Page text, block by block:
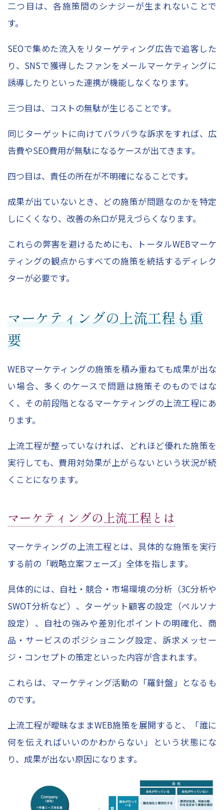
二つ目は、各施策間のシナジーが生まれないことで
す。
SEOで集めた流入をリターゲティング広告で追客した
り、SNSで獲得したファンをメールマーケティングに
誘導したりといった連携が機能しなくなります。
三つ目は、コストの無駄が生じることです。
同じターゲットに向けてバラバラな訴求をすれば、広
告費やSEO費用が無駄になるケースが出てきます。
四つ目は、責任の所在が不明確になることです。
成果が出ていないとき、どの施策が問題なのかを特定
しにくくなり、改善の糸口が見えづらくなります。
これらの弊害を避けるためにも、トータルWEBマーケ
ティングの観点からすべての施策を統括するディレク
ターが必要です。
マーケティングの上流工程も重
要
WEBマーケティングの施策を積み重ねても成果が出な
い場合、多くのケースで問題は施策そのものではな
く、その前段階となるマーケティングの上流工程にあ
ります。
上流工程が整っていなければ、どれほど優れた施策を
実行しても、費用対効果が上がらないという状況が続
くことになります。
マーケティングの上流工程とは
マーケティングの上流工程とは、具体的な施策を実行
する前の「戦略立案フェーズ」全体を指します。
具体的には、自社・競合・市場環境の分析（3C分析や
SWOT分析など）、ターゲット顧客の設定（ペルソナ
設定）、自社の強みや差別化ポイントの明確化、商
品・サービスのポジショニング設定、訴求メッセー
ジ・コンセプトの策定といった内容が含まれます。
これらは、マーケティング活動の「羅針盤」となるも
のです。
上流工程が曖昧なままWEB施策を展開すると、「誰に
何を伝えればいいのかわからない」という状態にな
り、成果が出ない原因になります。